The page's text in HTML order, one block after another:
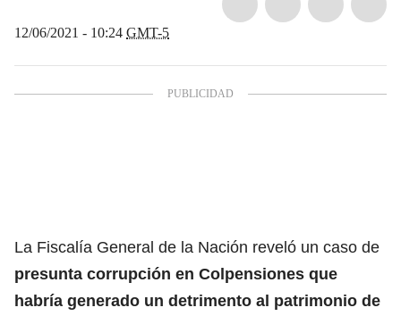
12/06/2021 - 10:24 GMT-5
La Fiscalía General de la Nación reveló un caso de
presunta corrupción en Colpensiones que
habría generado un detrimento al patrimonio de